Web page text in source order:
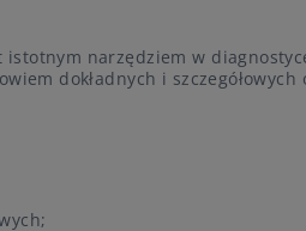
narzędziem w
dokładnych i